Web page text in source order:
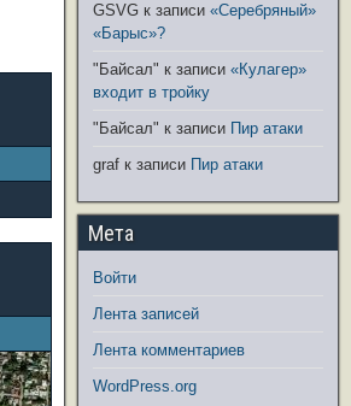
GSVG к записи«Серебряный»
«Барыс»?
"Байсал" к записи«Кулагер»
входит в тройку
"Байсал" к записи Пир атаки
graf к записи Пир атаки
Мета
Войти
Лента записей
Лента комментариев
WordPress.org